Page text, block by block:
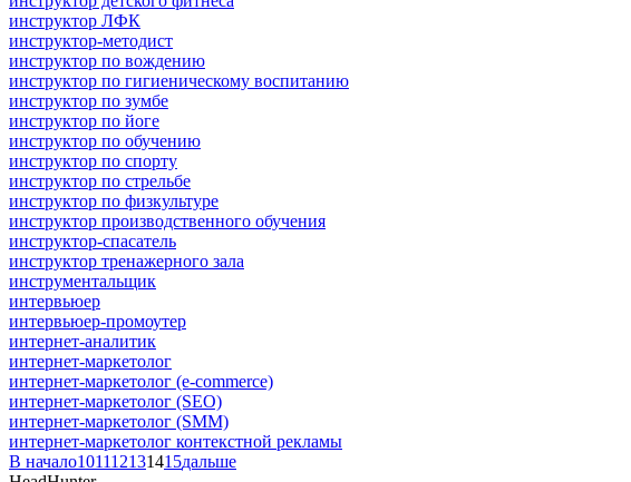
инструктор ЛФК
инструктор-методист
инструктор по вождению
инструктор по гигиеническому воспитанию
инструктор по зумбе
инструктор по йоге
инструктор по обучению
инструктор по спорту
инструктор по стрельбе
инструктор по физкультуре
инструктор производственного обучения
инструктор-спасатель
инструктор тренажерного зала
инструментальщик
интервьюер
интервьюер-промоутер
интернет-аналитик
интернет-маркетолог
интернет-маркетолог (e-commerce)
интернет-маркетолог (SEO)
интернет-маркетолог (SMM)
интернет-маркетолог контекстной рекламы
В начало101112131415дальше